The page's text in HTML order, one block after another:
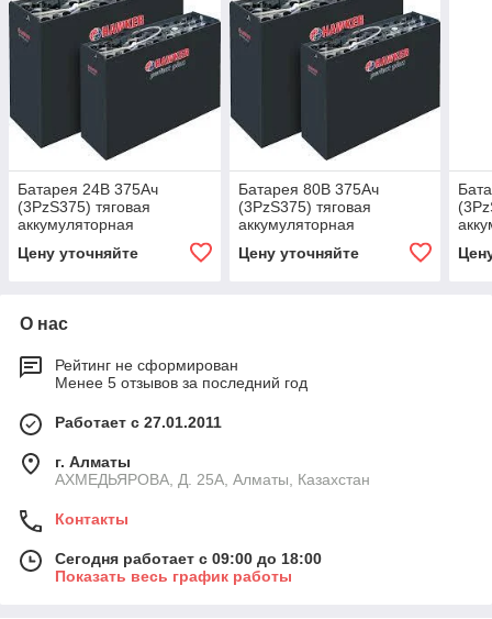
Батарея 24В 375Ач
(3PzS375) тяговая
аккумуляторная
Цену уточняйте
Батарея 80В 375Ач
(3PzS375) тяговая
аккумуляторная
Цену уточняйте
О нас
Рейтинг не сформирован
Менее 5 отзывов за последний год
Работает с 27.01.2011
г. Алматы
АХМЕДЬЯРОВА, Д. 25А, Алматы, Казахстан
Контакты
Сегодня работает с 09:00 до 18:00
Показать весь график работы